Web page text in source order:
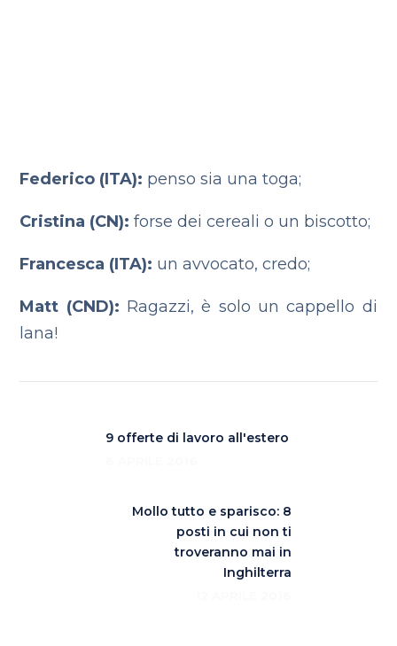
Federico (ITA): penso sia una toga;
Cristina (CN): forse dei cereali o un biscotto;
Francesca (ITA): un avvocato, credo;
Matt (CND): Ragazzi, è solo un cappello di
lana!
9 offerte di lavoro all'estero
Mollo tutto e sparisco: 8
posti in cui non ti
troveranno mai in
Inghilterra